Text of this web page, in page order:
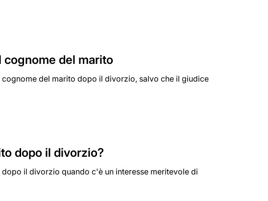
cognome del marito
del marito dopo il divorzio, salvo che il giudice
dopo il divorzio?
il divorzio quando c'è un interesse meritevole di